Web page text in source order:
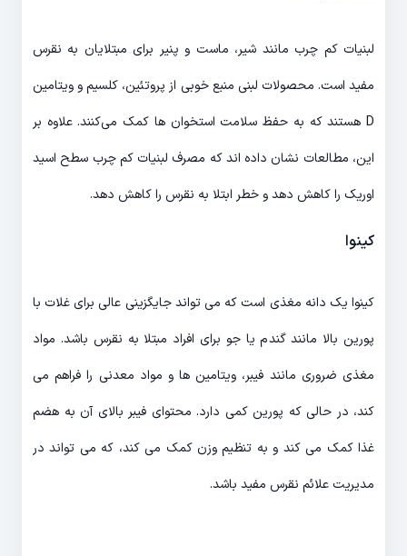
لبنیات کم چرب مانند شیر، ماست و پنیر برای مبتلایان به نقرس
مفید است. محصولات لبنی منبع خوبی از پروتئین، کلسیم و ویتامین
D هستند که به حفظ سلامت استخوان ها کمک می‌کنند. علاوه بر
این، مطالعات نشان داده اند که مصرف لبنیات کم چرب سطح اسید
اوریک را کاهش دهد و خطر ابتلا به نقرس را کاهش دهد.
کینوا
کینوا یک دانه مغذی است که می تواند جایگزینی عالی برای غلات با
پورین بالا مانند گندم یا جو برای افراد مبتلا به نقرس باشد. مواد
مغذی ضروری مانند فیبر، ویتامین ها و مواد معدنی را فراهم می
کند، در حالی که پورین کمی دارد. محتوای فیبر بالای آن به هضم
غذا کمک می کند و به تنظیم وزن کمک می کند، که می تواند در
مدیریت علائم نقرس مفید باشد.